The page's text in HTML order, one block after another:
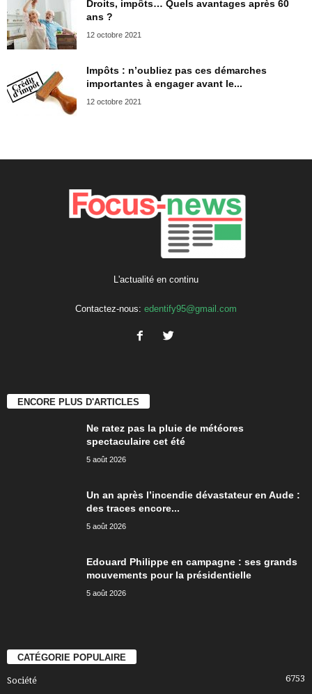
Droits, impôts… Quels avantages après 60
ans ?
12 octobre 2021
Impôts : n’oubliez pas ces démarches
importantes à engager avant le...
12 octobre 2021
L'actualité en continu
Contactez-nous: edentify95@gmail.com
ENCORE PLUS D'ARTICLES
Ne ratez pas la pluie de météores
spectaculaire cet été
5 août 2026
Un an après l’incendie dévastateur en Aude :
des traces encore...
5 août 2026
Edouard Philippe en campagne : ses grands
mouvements pour la présidentielle
5 août 2026
CATÉGORIE POPULAIRE
Société 6753